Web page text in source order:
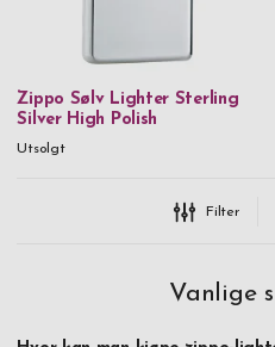
Zippo Sølv Lighter Sterling
Silver High Polish
Utsolgt
Filter
Vanlige